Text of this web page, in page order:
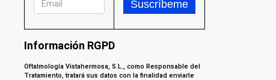
Información RGPD
Oftalmología Vistahermosa, S.L., como Responsable del
Tratamiento, tratará sus datos con la finalidad enviarle